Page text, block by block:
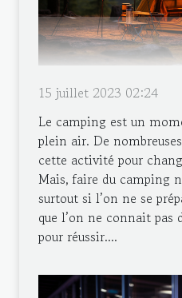
15 juillet 2023 02:24
Le camping est un
plein air. De
cette activité pour
Mais, faire du camping
surtout si l’on ne se
que l’on ne connait pas
pour réussir....